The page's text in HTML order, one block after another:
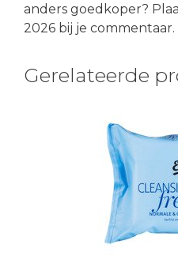
anders goedkoper?
2026 bij je commentaar.
Gerelateerde